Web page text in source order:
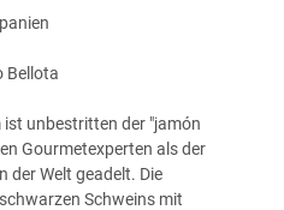
Bellota
unbestritten der "jamón
Gourmetexperten als der
der Welt geadelt. Die
Schweins mit